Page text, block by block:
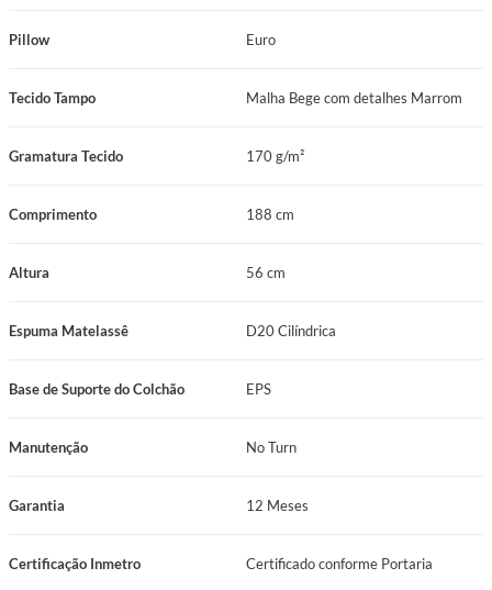
Pillow Euro
Tecido Tampo Malha Bege com detalhes Marrom
Gramatura Tecido 170 g/m²
Comprimento 188 cm
Altura 56 cm
Espuma Matelassê D20 Cilíndrica
Base de Suporte do Colchão EPS
Manutenção No Turn
Garantia 12 Meses
Certificação Inmetro Certificado conforme Portaria